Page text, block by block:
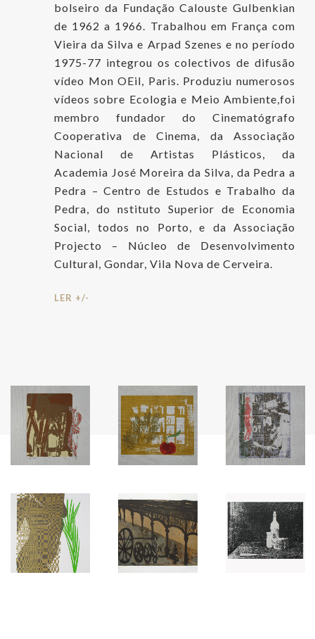
bolseiro da Fundação Calouste Gulbenkian
de 1962 a 1966. Trabalhou em França com
Vieira da Silva e Arpad Szenes e no período
1975-77 integrou os colectivos de difusão
vídeo Mon OEil, Paris. Produziu numerosos
vídeos sobre Ecologia e Meio Ambiente,foi
membro fundador do Cinematógrafo
Cooperativa de Cinema, da Associação
Nacional de Artistas Plásticos, da
Academia José Moreira da Silva, da Pedra a
Pedra – Centro de Estudos e Trabalho da
Pedra, do nstituto Superior de Economia
Social, todos no Porto, e da Associação
Projecto – Núcleo de Desenvolvimento
Cultural, Gondar, Vila Nova de Cerveira.
LER +/-